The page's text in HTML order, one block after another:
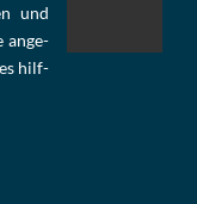
und
an­ge­
hilf­